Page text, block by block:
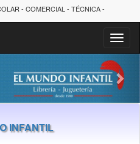
- COMERCIAL - TÉCNICA -
INFANTIL